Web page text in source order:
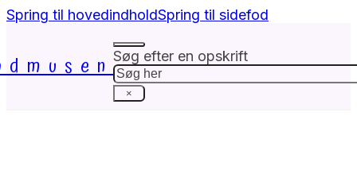
Spring til hovedindholdSpring til sidefod
Søg efter en opskrift
Søg
×